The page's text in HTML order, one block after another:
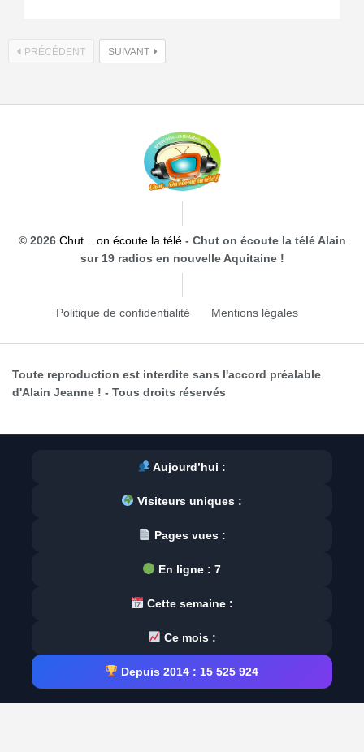
PRÉCÉDENT SUIVANT
© 2026 Chut... on écoute la télé- Chut on écoute la télé Alain
sur 19 radios en nouvelle Aquitaine !
Politique de confidentialité Mentions légales
Toute reproduction est interdite sans l'accord préalable
d'Alain Jeanne ! - Tous droits réservés
Aujourd’hui :
Visiteurs uniques :
Pages vues :
En ligne :7
Cette semaine :
Ce mois :
Depuis 2014 : 15 525 924